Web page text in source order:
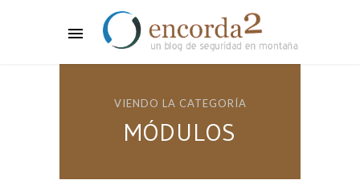
VIENDO LA CATEGORÍA
MÓDULOS